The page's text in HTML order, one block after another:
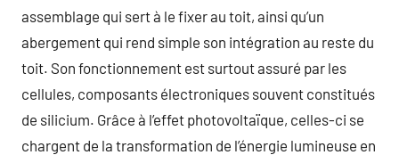
assemblage qui sert à le fixer au toit, ainsi qu’un
abergement qui rend simple son intégration au reste du
toit. Son fonctionnement est surtout assuré par les
cellules, composants électroniques souvent constitués
de silicium. Grâce à l’effet photovoltaïque, celles-ci se
chargent de la transformation de l’énergie lumineuse en